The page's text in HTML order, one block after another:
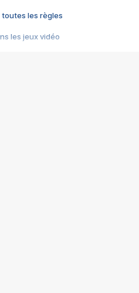
toutes les règles
les jeux vidéo